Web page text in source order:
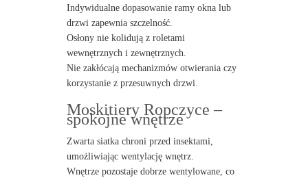
Indywidualne dopasowanie ramy okna lub
drzwi zapewnia szczelność.
Osłony nie kolidują z roletami
wewnętrznych i zewnętrznych.
Nie zakłócają mechanizmów otwierania czy
korzystanie z przesuwnych drzwi.
Moskitiery Ropczyce –
spokojne wnętrze
Zwarta siatka chroni przed insektami,
umożliwiając wentylację wnętrz.
Wnętrze pozostaje dobrze wentylowane, co